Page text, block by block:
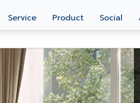
Service Product Social